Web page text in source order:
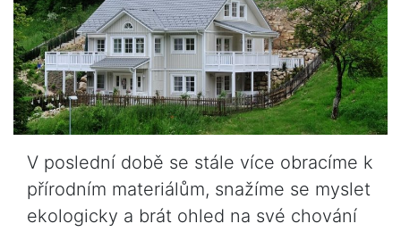
V poslední době se stále více obracíme k
přírodním materiálům, snažíme se myslet
ekologicky a brát ohled na své chování